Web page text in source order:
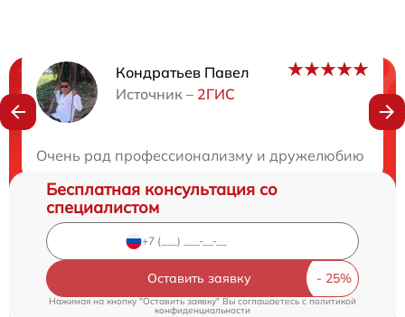
Кондратьев Павел
Источник – 2ГИС
Очень рад профессионализму и дружелюбию
Нужна консультация?
Бесплатная консультация со
специалистом
Оставить заявку
Нажимая на кнопку "Оставить заявку" Вы соглашаетесь cполитикой
конфиденциальности